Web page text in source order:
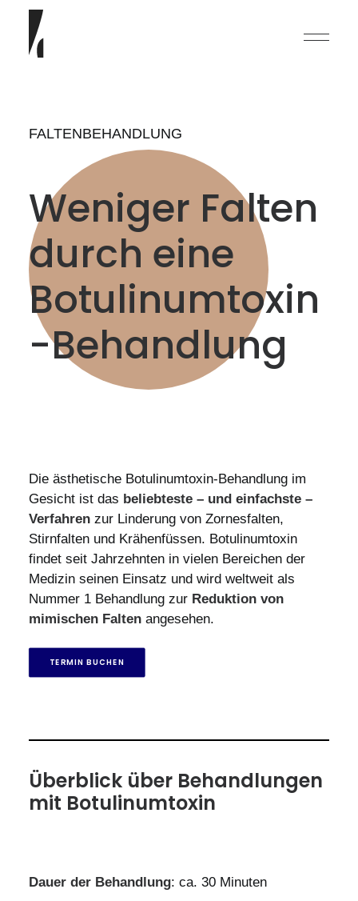
English
Deutsch
FALTENBEHANDLUNG
Weniger Falten
durch eine
Botulinumtoxin
-Behandlung
Die ästhetische Botulinumtoxin-Behandlung im
Gesicht ist das beliebteste – und einfachste –
Verfahren zur Linderung von Zornesfalten,
Stirnfalten und Krähenfüssen. Botulinumtoxin
findet seit Jahrzehnten in vielen Bereichen der
Medizin seinen Einsatz und wird weltweit als
Nummer 1 Behandlung zur Reduktion von
mimischen Falten angesehen.
TERMIN BUCHEN
Überblick über Behandlungen
mit Botulinumtoxin
Dauer der Behandlung: ca. 30 Minuten